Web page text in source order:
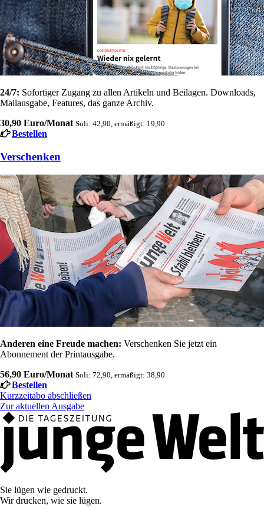
24/7: Sofortiger Zugang zu allen Artikeln und Beilagen. Downloads,
Mailausgabe, Features, das ganze Archiv.
30,90 Euro/Monat Soli: 42,90, ermäßigt: 19,90
Bestellen
Verschenken
Anderen eine Freude machen: Verschenken Sie jetzt ein
Abonnement der Printausgabe.
56,90 Euro/Monat Soli: 72,90, ermäßigt: 38,90
Bestellen
Kurzzeitabo abschließen
Zur aktuellen Ausgabe
Sie lügen wie gedruckt.
Wir drucken, wie sie lügen.